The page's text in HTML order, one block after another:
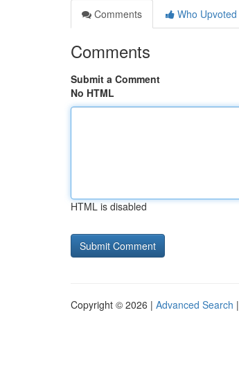
Comments
Who Upvoted
Comments
Submit a Comment
No HTML
HTML is disabled
Copyright © 2026 | Advanced Search |